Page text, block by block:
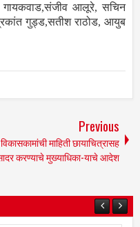
गायकवाड,संजीव आलूरे, सचिन
गुड्ड,सतीश राठोड, आयुब
Previous
विकासकामांची माहिती छायाचित्रासह
करण्याचे मुख्याधिका-याचे आदेश